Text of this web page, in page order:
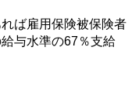
ば雇用保険被保険者
与水準の67％支給